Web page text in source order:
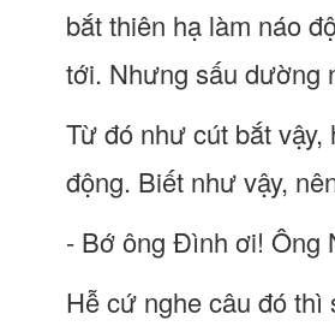
bắt thiên hạ làm náo
tới. Nhưng sấu dường
Từ đó như cút bắt
động. Biết như vậy,
- Bớ ông Đình ơi! Ông
Hễ cứ nghe câu đó thì